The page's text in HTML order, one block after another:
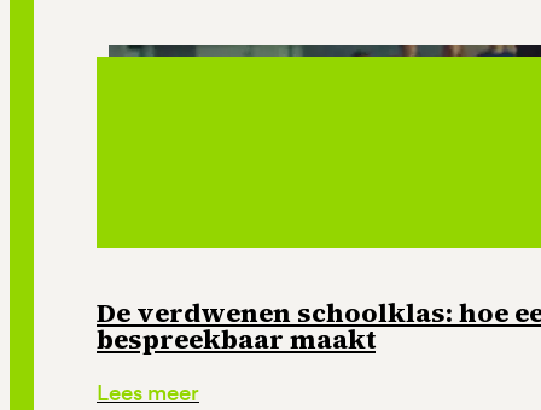
De verdwenen schoolklas: hoe
bespreekbaar maakt
Lees meer